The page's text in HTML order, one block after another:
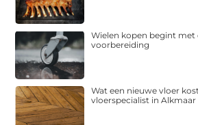
Wielen kopen begint met
voorbereiding
Wat een nieuwe vloer
vloerspecialist in Alkmaar